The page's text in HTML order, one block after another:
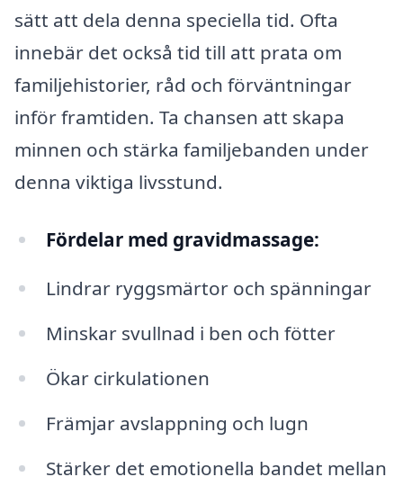
sätt att dela denna speciella tid. Ofta
innebär det också tid till att prata om
familjehistorier, råd och förväntningar
inför framtiden. Ta chansen att skapa
minnen och stärka familjebanden under
denna viktiga livsstund.
Fördelar med gravidmassage:
Lindrar ryggsmärtor och spänningar
Minskar svullnad i ben och fötter
Ökar cirkulationen
Främjar avslappning och lugn
Stärker det emotionella bandet mellan